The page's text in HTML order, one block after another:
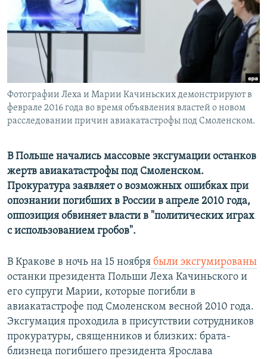
РАСПИСАНИЕ ВЕЩАНИЯ
ПОДПИШИТЕСЬ НА РАССЫЛКУ
СОЦИАЛЬНЫЕ СЕТИ
Фотографии Леха и Марии Качиньских демонстрируют в
феврале 2016 года во время объявления властей о новом
расследовании причин авиакатастрофы под Смоленском.
В Польше начались массовые эксгумации останков
жертв авиакатастрофы под Смоленском.
Прокуратура заявляет о возможных ошибках при
опознании погибших в России в апреле 2010 года,
оппозиция обвиняет власти в "политических играх
с использованием гробов".
В Кракове в ночь на 15 ноября были эксгумированы
останки президента Польши Леха Качиньского и
его супруги Марии, которые погибли в
авиакатастрофе под Смоленском весной 2010 года.
Эксгумация проходила в присутствии сотрудников
прокуратуры, священников и близких: брата-
близнеца погибшего президента Ярослава